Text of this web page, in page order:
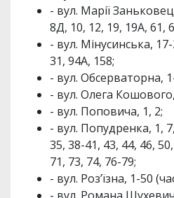
- вул. Марії
8Д, 10, 12, 19, 19А, 61,
- вул. Мінусинська,
31, 94А, 158;
- вул. Обсерваторна,
- вул. Олега
- вул. Поповича, 1, 2;
- вул. Попудренка, 1,
35, 38-41, 43, 44, 46,
71, 73, 74, 76-79;
- вул. Роз’їзна, 1-50